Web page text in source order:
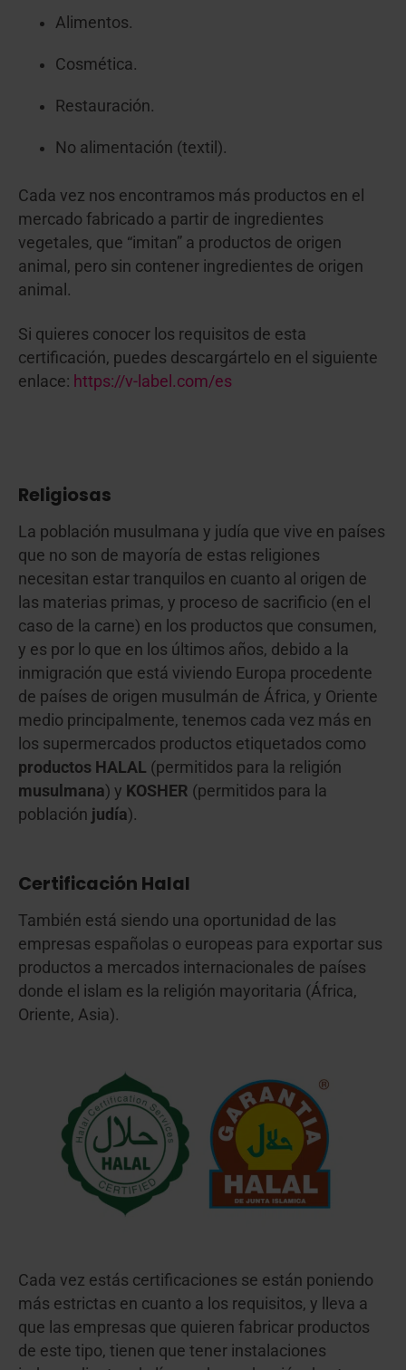
Alimentos.
Cosmética.
Restauración.
No alimentación (textil).
Cada vez nos encontramos más productos en el
mercado fabricado a partir de ingredientes
vegetales, que “imitan” a productos de origen
animal, pero sin contener ingredientes de origen
animal.
Si quieres conocer los requisitos de esta
certificación, puedes descargártelo en el siguiente
enlace: https://v-label.com/es
Religiosas
La población musulmana y judía que vive en países
que no son de mayoría de estas religiones
necesitan estar tranquilos en cuanto al origen de
las materias primas, y proceso de sacrificio (en el
caso de la carne) en los productos que consumen,
y es por lo que en los últimos años, debido a la
inmigración que está viviendo Europa procedente
de países de origen musulmán de África, y Oriente
medio principalmente, tenemos cada vez más en
los supermercados productos etiquetados como
productos HALAL (permitidos para la religión
musulmana) y KOSHER (permitidos para la
población judía).
Certificación Halal
También está siendo una oportunidad de las
empresas españolas o europeas para exportar sus
productos a mercados internacionales de países
donde el islam es la religión mayoritaria (África,
Oriente, Asia).
Cada vez estás certificaciones se están poniendo
más estrictas en cuanto a los requisitos, y lleva a
que las empresas que quieren fabricar productos
de este tipo, tienen que tener instalaciones